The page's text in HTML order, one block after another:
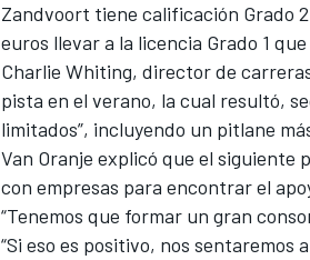
Zandvoort tiene calificación Grado
euros llevar a la licencia Grado 1
Charlie Whiting, director de
pista en el verano, la cual resultó,
limitados”, incluyendo un pitlane
Van Oranje explicó que el siguiente
con empresas para encontrar el
“Tenemos que formar un gran
“Si eso es positivo, nos sentaremos